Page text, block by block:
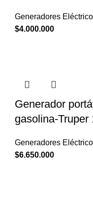
Generadores
$4.000.000
Generador
gasolina-Truper
Generadores
$6.650.000